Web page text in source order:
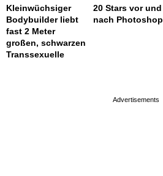
Kleinwüchsiger
Bodybuilder liebt
fast 2 Meter
großen, schwarzen
Transsexuelle
20 Stars vor und
nach Photoshop